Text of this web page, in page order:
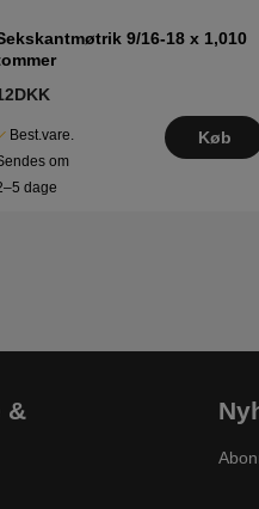
9/16-18 x 1,010
Best.vare.
om
dage
Køb
&